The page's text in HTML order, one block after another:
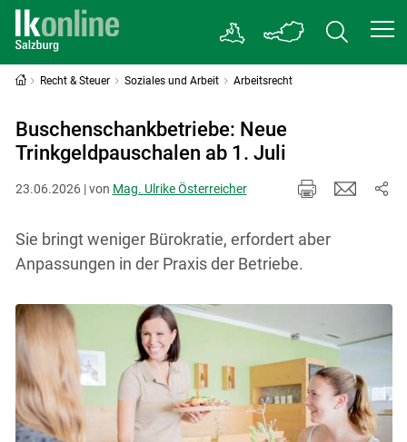
Recht & Steuer Soziales und Arbeit Arbeitsrecht
Buschenschankbetriebe: Neue
Trinkgeldpauschalen ab 1. Juli
23.06.2026 | von Mag. Ulrike Österreicher
Sie bringt weniger Bürokratie, erfordert aber
Anpassungen in der Praxis der Betriebe.